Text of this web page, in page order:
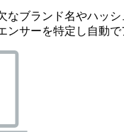
なブランド名やハッ
ンサーを特定し自動